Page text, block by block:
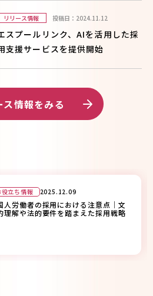
リリース情報 投稿日：2024.11.12
スプールリンク、AIを活用した採
支援サービスを提供開始
ス情報をみる
役立ち情報 2025.12.09
人労働者の採用における注意点｜文
理解や法的要件を踏まえた採用戦略